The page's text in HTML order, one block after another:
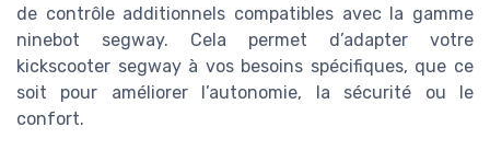
de contrôle additionnels compatibles avec la gamme
ninebot segway. Cela permet d’adapter votre
kickscooter segway à vos besoins spécifiques, que ce
soit pour améliorer l’autonomie, la sécurité ou le
confort.